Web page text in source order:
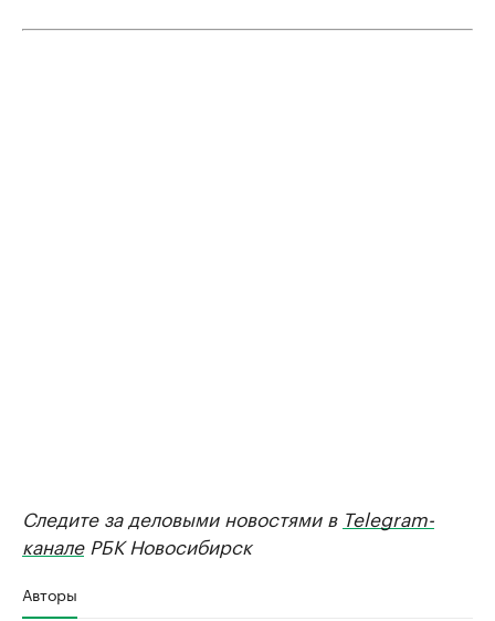
Следите за деловыми новостями в Telegram-
каналеРБК Новосибирск
Авторы